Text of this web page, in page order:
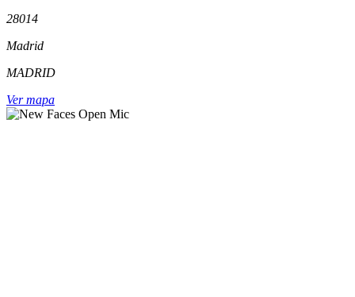
28014
Madrid
MADRID
Ver mapa